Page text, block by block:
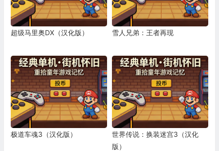
超级马里奥DX（汉化版） 雪人兄弟：王者再现
极道车魂3（汉化版）
世界传说：换装迷宫3（汉化
版）